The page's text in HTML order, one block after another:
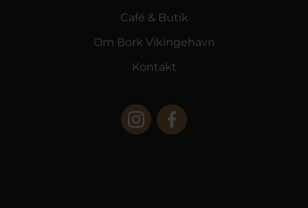
Café & Butik
Om Bork Vikingehavn
Kontakt